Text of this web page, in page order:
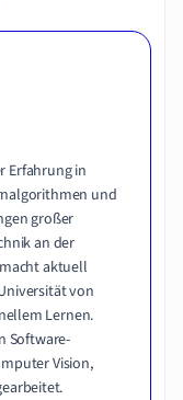
Erfahrung in
und
großer
an der
aktuell
von
Lernen.
Software-
Vision,